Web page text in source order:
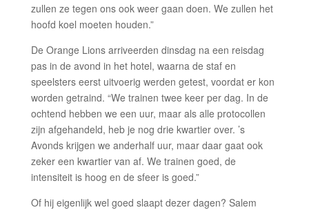
zullen ze tegen ons ook weer gaan doen. We zullen het
hoofd koel moeten houden.”
De Orange Lions arriveerden dinsdag na een reisdag
pas in de avond in het hotel, waarna de staf en
speelsters eerst uitvoerig werden getest, voordat er kon
worden getraind. “We trainen twee keer per dag. In de
ochtend hebben we een uur, maar als alle protocollen
zijn afgehandeld, heb je nog drie kwartier over. ’s
Avonds krijgen we anderhalf uur, maar daar gaat ook
zeker een kwartier van af. We trainen goed, de
intensiteit is hoog en de sfeer is goed.”
Of hij eigenlijk wel goed slaapt dezer dagen? Salem